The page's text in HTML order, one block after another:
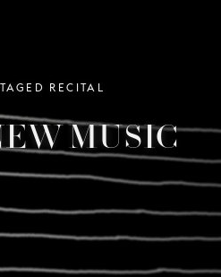
TICKETS &
ABONNEMENTS
VOTRE
JEUNE
RECITAL
MUSIC